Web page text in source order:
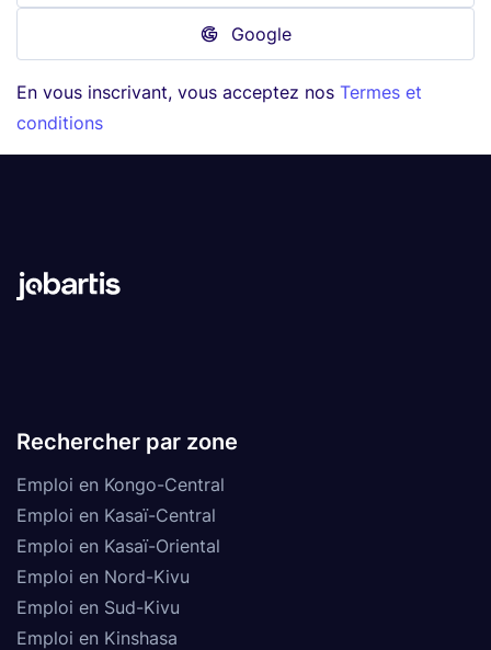
Google
En vous inscrivant, vous acceptez nos Termes et
conditions
Rechercher par zone
Emploi en Kongo-Central
Emploi en Kasaï-Central
Emploi en Kasaï-Oriental
Emploi en Nord-Kivu
Emploi en Sud-Kivu
Emploi en Kinshasa